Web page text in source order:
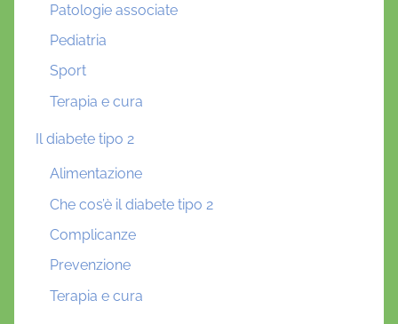
Patologie associate
Pediatria
Sport
Terapia e cura
Il diabete tipo 2
Alimentazione
Che cos’è il diabete tipo 2
Complicanze
Prevenzione
Terapia e cura